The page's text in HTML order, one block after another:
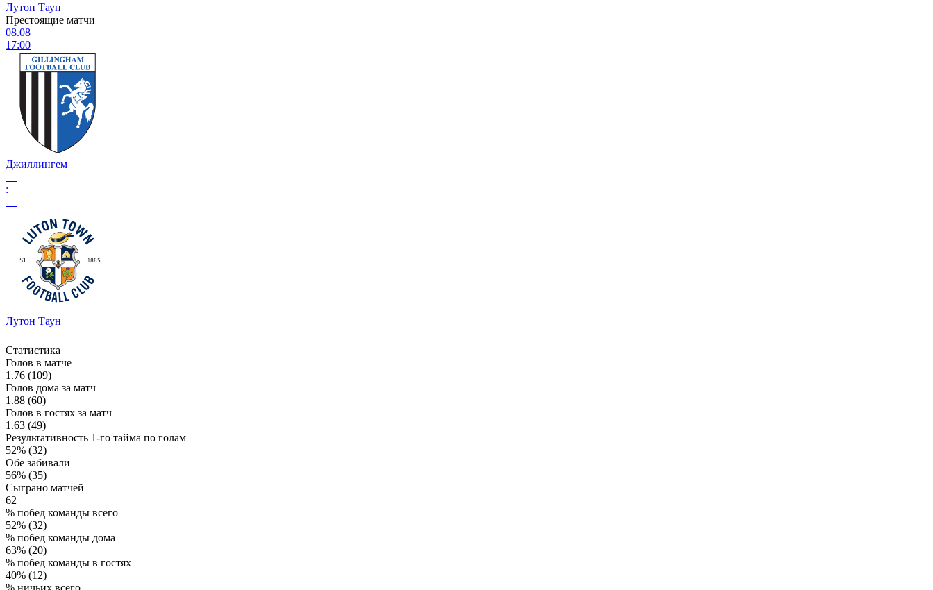
Лутон Таун
Престоящие матчи
08.08
17:00
Джиллингем
—
:
—
Лутон Таун
Статистика
Голов в матче
1.76 (109)
Голов дома за матч
1.88 (60)
Голов в гостях за матч
1.63 (49)
Результативность 1-го тайма по голам
52% (32)
Обе забивали
56% (35)
Сыграно матчей
62
% побед команды всего
52% (32)
% побед команды дома
63% (20)
% побед команды в гостях
40% (12)
% ничьих всего